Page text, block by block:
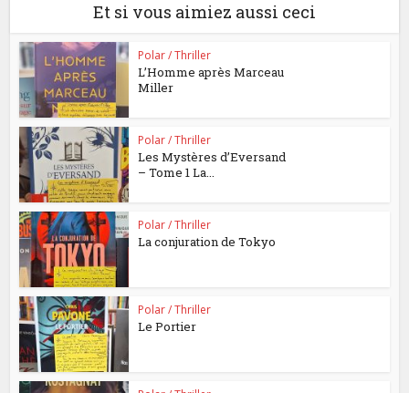
Et si vous aimiez aussi ceci
Polar / Thriller
L’Homme après Marceau
Miller
Polar / Thriller
Les Mystères d’Eversand
– Tome 1 La...
Polar / Thriller
La conjuration de Tokyo
Polar / Thriller
Le Portier